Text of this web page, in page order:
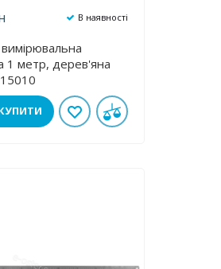
В наявності
вимірювальна
1 метр, дерев'яна